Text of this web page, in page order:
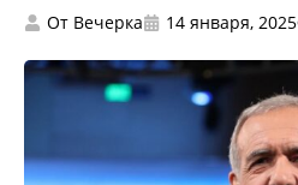
От Вечерка 14 января, 2025